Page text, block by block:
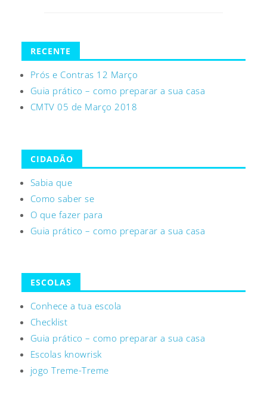
RECENTE
Prós e Contras 12 Março
Guia prático – como preparar a sua casa
CMTV 05 de Março 2018
CIDADÃO
Sabia que
Como saber se
O que fazer para
Guia prático – como preparar a sua casa
ESCOLAS
Conhece a tua escola
Checklist
Guia prático – como preparar a sua casa
Escolas knowrisk
jogo Treme-Treme